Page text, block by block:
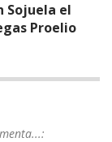
Sojuela el
Proelio